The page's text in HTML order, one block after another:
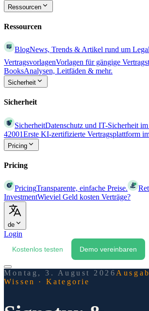
Ressourcen
Ressourcen
BlogNews, Trends & Artikel rund um
VertragsvorlagenVorlagen für gängige
BooksAnalysen, Leitfäden & mehr.
Sicherheit
Sicherheit
SicherheitDatenschutz und IT-Sicherheit
42001Erste KI-zertifizierte Vertragsplattform
Pricing
Pricing
PricingTransparente, einfache Preise.
InvestmentWieviel Geld kosten Verträge?
de
Login
Kostenlos testen Demo vereinbaren
Montag, 3. August 2026
Wissen
· Kategorie